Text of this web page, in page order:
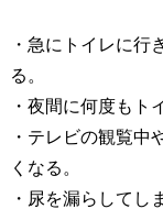
・急にトイレに行
る。
・夜間に何度もト
・テレビの観覧中
くなる。
・尿を漏らしてし